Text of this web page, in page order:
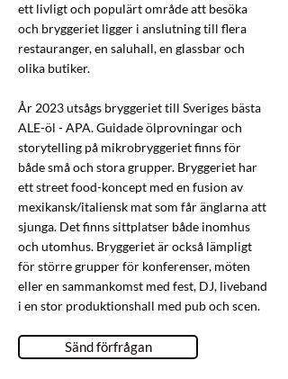
ett livligt och populärt område att besöka
och bryggeriet ligger i anslutning till flera
restauranger, en saluhall, en glassbar och
olika butiker.
År 2023 utsågs bryggeriet till Sveriges bästa
ALE-öl - APA. Guidade ölprovningar och
storytelling på mikrobryggeriet finns för
både små och stora grupper. Bryggeriet har
ett street food-koncept med en fusion av
mexikansk/italiensk mat som får änglarna att
sjunga. Det finns sittplatser både inomhus
och utomhus. Bryggeriet är också lämpligt
för större grupper för konferenser, möten
eller en sammankomst med fest, DJ, liveband
i en stor produktionshall med pub och scen.
Sänd förfrågan